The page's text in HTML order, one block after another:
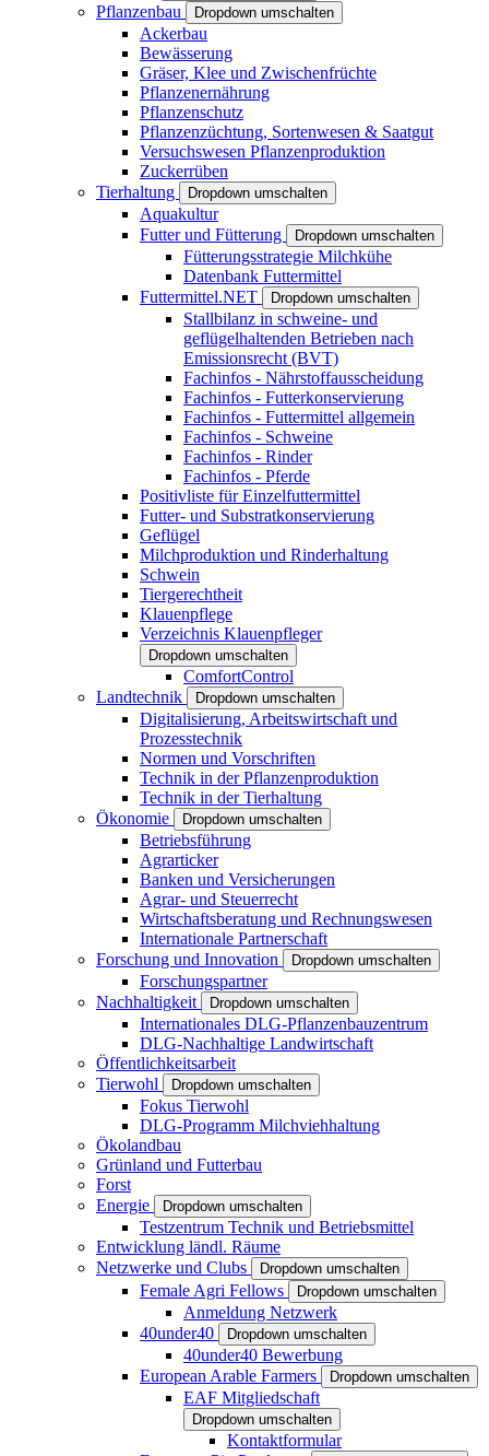
Pflanzenbau Dropdown umschalten
Ackerbau
Bewässerung
Gräser, Klee und Zwischenfrüchte
Pflanzenernährung
Pflanzenschutz
Pflanzenzüchtung, Sortenwesen & Saatgut
Versuchswesen Pflanzenproduktion
Zuckerrüben
Tierhaltung
Dropdown umschalten
Aquakultur
Futter und Fütterung
Dropdown umschalten
Fütterungsstrategie Milchkühe
Datenbank Futtermittel
Futtermittel.NET
Dropdown umschalten
Stallbilanz in schweine- und
geflügelhaltenden Betrieben nach
Emissionsrecht (BVT)
Fachinfos - Nährstoffausscheidung
Fachinfos - Futterkonservierung
Fachinfos - Futtermittel allgemein
Fachinfos - Schweine
Fachinfos - Rinder
Fachinfos - Pferde
Positivliste für Einzelfuttermittel
Futter- und Substratkonservierung
Geflügel
Milchproduktion und Rinderhaltung
Schwein
Tiergerechtheit
Klauenpflege
Verzeichnis Klauenpfleger
Dropdown umschalten
ComfortControl
Landtechnik
Dropdown umschalten
Digitalisierung, Arbeitswirtschaft und
Prozesstechnik
Normen und Vorschriften
Technik in der Pflanzenproduktion
Technik in der Tierhaltung
Ökonomie
Dropdown umschalten
Betriebsführung
Agrarticker
Banken und Versicherungen
Agrar- und Steuerrecht
Wirtschaftsberatung und Rechnungswesen
Internationale Partnerschaft
Forschung und Innovation
Dropdown umschalten
Forschungspartner
Nachhaltigkeit
Dropdown umschalten
Internationales DLG-Pflanzenbauzentrum
DLG-Nachhaltige Landwirtschaft
Öffentlichkeitsarbeit
Tierwohl
Dropdown umschalten
Fokus Tierwohl
DLG-Programm Milchviehhaltung
Ökolandbau
Grünland und Futterbau
Forst
Energie
Dropdown umschalten
Testzentrum Technik und Betriebsmittel
Entwicklung ländl. Räume
Netzwerke und Clubs
Dropdown umschalten
Female Agri Fellows Dropdown umschalten
Anmeldung Netzwerk
40under40
Dropdown umschalten
40under40 Bewerbung
European Arable Farmers
Dropdown umschalten
EAF Mitgliedschaft
Dropdown umschalten
Kontaktformular